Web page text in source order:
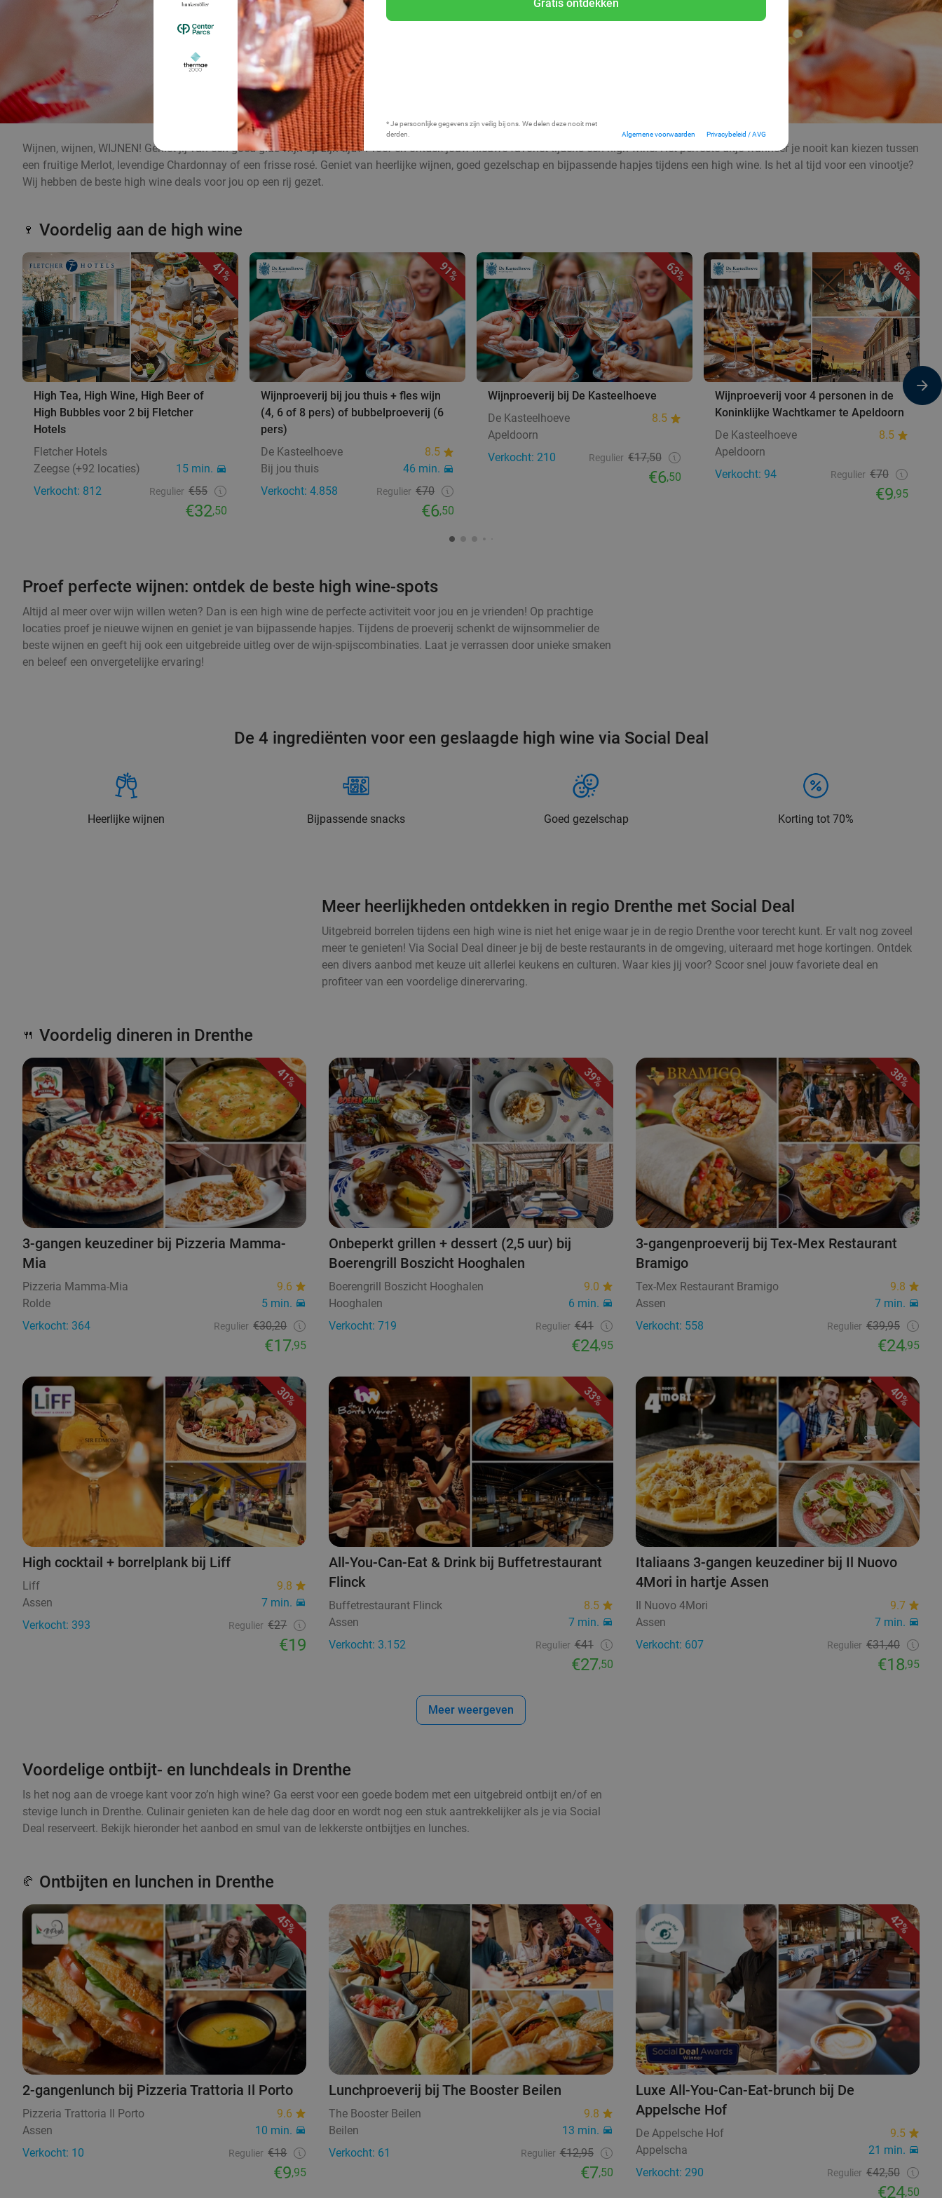
Gratis ontdekken
* Je persoonlijke gegevens zijn veilig bij ons. We delen deze nooit met
derden.
Algemene voorwaarden Privacybeleid / AVG
Wijnen, wijnen, WIJNEN! Geniet jij van een goed glas wijn op zijn tijd? Proef en ontdek jouw nieuwe favoriet tijdens een high wine. Het perfecte uitje wanneer je nooit kan kiezen tussen
een fruitige Merlot, levendige Chardonnay of een frisse rosé. Geniet van heerlijke wijnen, goed gezelschap en bijpassende hapjes tijdens een high wine. Is het al tijd voor een vinootje?
Wij hebben de beste high wine deals voor jou op een rij gezet.
🍷 Voordelig aan de high wine
41%
High Tea, High Wine, High Beer of
High Bubbles voor 2 bij Fletcher
Hotels
Fletcher Hotels
Zeegse (+92 locaties)
15 min.
Verkocht: 812
Regulier €55
€32,50
91%
Wijnproeverij bij jou thuis + fles wijn
(4, 6 of 8 pers) of bubbelproeverij (6
pers)
De Kasteelhoeve
8.5
Bij jou thuis
46 min.
Verkocht: 4.858
Regulier €70
€6,50
63%
Wijnproeverij bij De Kasteelhoeve
De Kasteelhoeve
8.5
Apeldoorn
Verkocht: 210
Regulier €17,50
€6,50
86%
Wijnproeverij voor 4 personen in de
Koninklijke Wachtkamer te Apeldoorn
De Kasteelhoeve
8.5
Apeldoorn
Verkocht: 94
Regulier €70
€9,95
Proef perfecte wijnen: ontdek de beste high wine-spots
Altijd al meer over wijn willen weten? Dan is een high wine de perfecte activiteit voor jou en je vrienden! Op prachtige
locaties proef je nieuwe wijnen en geniet je van bijpassende hapjes. Tijdens de proeverij schenkt de wijnsommelier de
beste wijnen en geeft hij ook een uitgebreide uitleg over de wijn-spijscombinaties. Laat je verrassen door unieke smaken
en beleef een onvergetelijke ervaring!
De 4 ingrediënten voor een geslaagde high wine via Social Deal
Heerlijke wijnen Bijpassende snacks Goed gezelschap Korting tot 70%
Meer heerlijkheden ontdekken in regio Drenthe met Social Deal
Uitgebreid borrelen tijdens een high wine is niet het enige waar je in de regio Drenthe voor terecht kunt. Er valt nog zoveel
meer te genieten! Via Social Deal dineer je bij de beste restaurants in de omgeving, uiteraard met hoge kortingen. Ontdek
een divers aanbod met keuze uit allerlei keukens en culturen. Waar kies jij voor? Scoor snel jouw favoriete deal en
profiteer van een voordelige dinerervaring.
🍴 Voordelig dineren in Drenthe
41%
3-gangen keuzediner bij Pizzeria Mamma-
Mia
Pizzeria Mamma-Mia
9.6
Rolde
5 min.
Verkocht: 364
Regulier €30,20
€17,95
39%
Onbeperkt grillen + dessert (2,5 uur) bij
Boerengrill Boszicht Hooghalen
Boerengrill Boszicht Hooghalen
9.0
Hooghalen
6 min.
Verkocht: 719
Regulier €41
€24,95
38%
3-gangenproeverij bij Tex-Mex Restaurant
Bramigo
Tex-Mex Restaurant Bramigo
9.8
Assen
7 min.
Verkocht: 558
Regulier €39,95
€24,95
30%
High cocktail + borrelplank bij Liff
Liff
9.8
Assen
7 min.
Verkocht: 393
Regulier €27
€19
33%
All-You-Can-Eat & Drink bij Buffetrestaurant
Flinck
Buffetrestaurant Flinck
8.5
Assen
7 min.
Verkocht: 3.152
Regulier €41
€27,50
40%
Italiaans 3-gangen keuzediner bij Il Nuovo
4Mori in hartje Assen
Il Nuovo 4Mori
9.7
Assen
7 min.
Verkocht: 607
Regulier €31,40
€18,95
Meer weergeven
Voordelige ontbijt- en lunchdeals in Drenthe
Is het nog aan de vroege kant voor zo’n high wine? Ga eerst voor een goede bodem met een uitgebreid ontbijt en/of en
stevige lunch in Drenthe. Culinair genieten kan de hele dag door en wordt nog een stuk aantrekkelijker als je via Social
Deal reserveert. Bekijk hieronder het aanbod en smul van de lekkerste ontbijtjes en lunches.
🥐 Ontbijten en lunchen in Drenthe
45%
2-gangenlunch bij Pizzeria Trattoria Il Porto
Pizzeria Trattoria Il Porto
9.6
Assen
10 min.
Verkocht: 10
Regulier €18
€9,95
42%
Lunchproeverij bij The Booster Beilen
The Booster Beilen
9.8
Beilen
13 min.
Verkocht: 61
Regulier €12,95
€7,50
42%
Luxe All-You-Can-Eat-brunch bij De
Appelsche Hof
De Appelsche Hof
9.5
Appelscha
21 min.
Verkocht: 290
Regulier €42,50
€24,50